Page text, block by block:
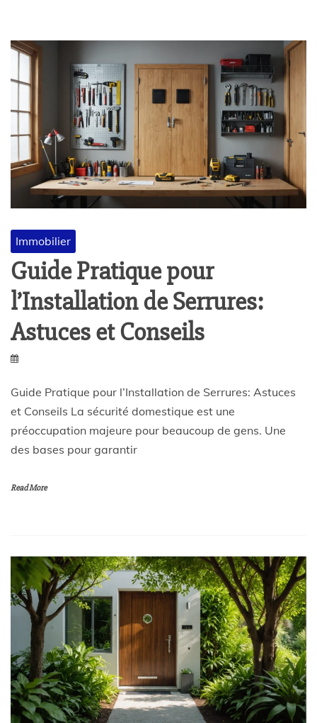
Immobilier
Guide Pratique pour
l’Installation de Serrures:
Astuces et Conseils
Guide Pratique pour l’Installation de Serrures: Astuces
et Conseils La sécurité domestique est une
préoccupation majeure pour beaucoup de gens. Une
des bases pour garantir
Read More